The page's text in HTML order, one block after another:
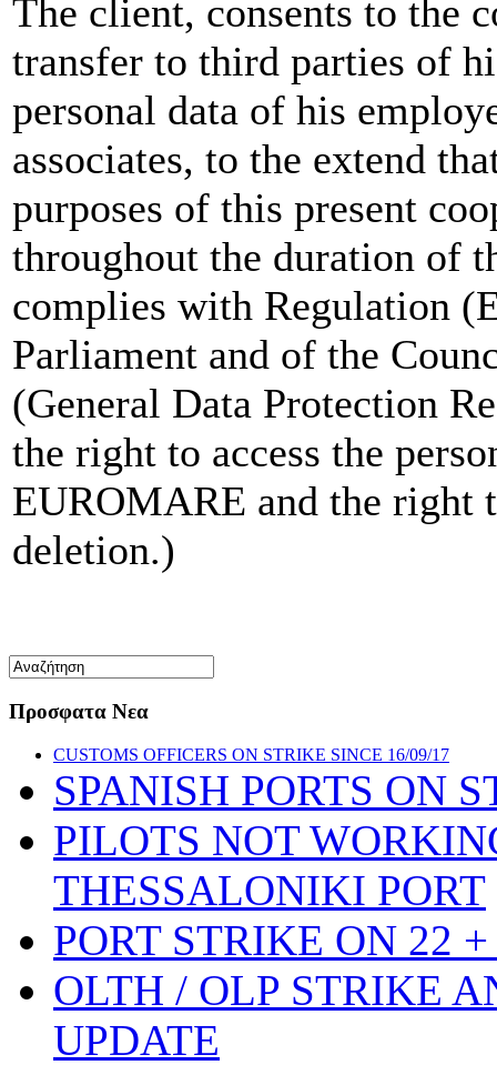
The client, consents to the
transfer to third parties of
personal data of his
associates, to the extend
purposes of this present
throughout the duration of
complies with Regulation
Parliament and of the
(General Data Protection
the right to access the
EUROMARE and the right
deletion.)
Προσφατα Νεα
CUSTOMS OFFICERS ON STRIKE SINCE 16/09/17
SPANISH PORTS ON
PILOTS NOT
THESSALONIKI PORT
PORT STRIKE ON 22
OLTH / OLP STRIKE
UPDATE